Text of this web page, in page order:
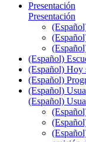
Presentación
Presentación
(Español)
(Español) Hoy
(Español)
(Español)
(Español)